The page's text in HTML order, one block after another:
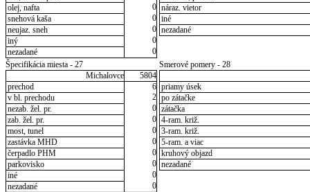
olej, nafta
0
snehová kaša
0
neujaz. sneh
0
iný
0
nezadané
0
náraz. vietor
iné
nezadané
Špecifikácia miesta - 27
Michalovce
5804
prechod
6
v bl. prechodu
2
nezab. žel. pr.
0
zab. žel. pr.
0
most, tunel
0
zastávka MHD
0
čerpadlo PHM
0
parkovisko
0
iné
0
nezadané
0
Smerové pomery - 28
priamy úsek
po zátačke
zátačka
4-ram. križ.
3-ram. križ.
5-ram. a viac
kruhový objazd
nezadané